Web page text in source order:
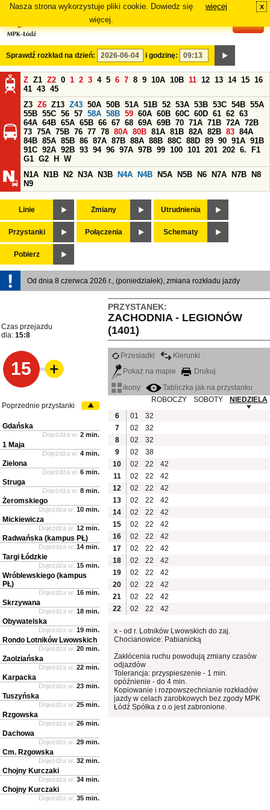
Nasza strona wykorzystuje pliki cookie. Dowiedz się
więcej.
więcej x
Sprawdź rozkład na dzień: i godzinę:
Z Z1 Z2 0 1 2 3 4 5 6 7 8 9 10A 10B 11 12 13 14 15 16
41 43 45
Z3 Z6 Z13 Z43 50A 50B 51A 51B 52 53A 53B 53C 54B 55A
55B 55C 56 57 58A 58B 59 60A 60B 60C 60D 61 62 63
64A 64B 65A 65B 66 67 68 69A 69B 70 71A 71B 72A 72B
73 75A 75B 76 77 78 80A 80B 81A 81B 82A 82B 83 84A
84B 85A 85B 86 87A 87B 88A 88B 88C 88D 89 90 91A 91B
91C 92A 92B 93 94 96 97A 97B 99 100 101 201 202 6.
F1
G1 G2 H
W
N1A
N1B N2 N3A N3B N4A N4B N5A N5B N6 N7A N7B
N8
N9
Linie Zmiany Utrudnienia
Przystanki Połączenia Schematy
Pobierz
Od dnia 8 czerwca 2026 r., (poniedziałek), zmiana rozkładu jazdy
PRZYSTANEK:
ZACHODNIA - LEGIONÓW
(1401)
Czas przejazdu
dla: 15:8
15
Przesiadki
Kierunki
Pokaż na mapie
Drukuj
ikony
Tabliczka jak na przystanku
ROBOCZY
SOBOTY
NIEDZIELA
6
01
32
7
02
32
8
02
32
9
02
38
10
02 22
42
11
02 22
42
12
02 22
42
13
02 22
42
14
02 22
42
15
02 22
42
16
02 22
42
17
02 22
42
18
02 22
42
19
02 22
42
20
02 22
42
21
02 22
42
22
02 22 42
x - od r. Lotników Lwowskich do zaj.
Chocianowice: Pabianicką
Zakłócenia ruchu powodują zmiany czasów
odjazdów
Tolerancja: przyspieszenie - 1 min.
opóźnienie - do 4 min.
Kopiowanie i rozpowszechnianie rozkładów
jazdy w celach zarobkowych bez zgody MPK
Łódź Spółka z o.o jest zabronione.
Poprzednie przystanki
Gdańska
Dojeżdża w: 2 min.
1 Maja
Dojeżdża w: 4 min.
Zielona
Dojeżdża w: 6 min.
Struga
Dojeżdża w: 8 min.
Żeromskiego
Dojeżdża w: 10 min.
Mickiewicza
Dojeżdża w: 12 min.
Radwańska (kampus PŁ)
Dojeżdża w: 14 min.
Targi Łódzkie
Dojeżdża w: 15 min.
Wróblewskiego (kampus
PŁ)
Dojeżdża w: 16 min.
Skrzywana
Dojeżdża w: 18 min.
Obywatelska
Dojeżdża w: 19 min.
Rondo Lotników Lwowskich
Dojeżdża w: 20 min.
Zaolziańska
Dojeżdża w: 22 min.
Karpacka
Dojeżdża w: 23 min.
Tuszyńska
Dojeżdża w: 25 min.
Rzgowska
Dojeżdża w: 26 min.
Dachowa
Dojeżdża w: 29 min.
Cm. Rzgowska
Dojeżdża w: 32 min.
Chojny Kurczaki
Dojeżdża w: 34 min.
Chojny Kurczaki
Dojeżdża w: 35 min.